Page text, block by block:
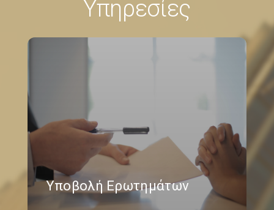
Υπηρεσίες
Υποβολή Ερωτημάτων